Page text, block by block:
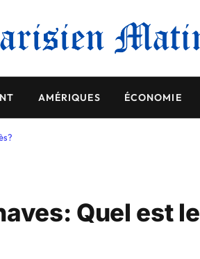
AMÉRIQUES ÉCONOMIE
Quel est le